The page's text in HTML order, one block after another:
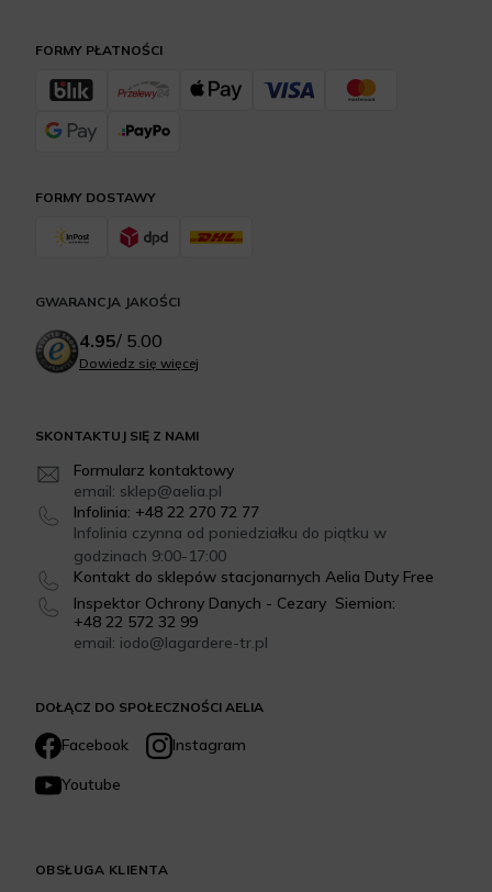
DOŁĄCZ DO SPOŁECZNOŚCI AELIA
Facebook
Instagram
Youtube
SKONTAKTUJ SIĘ Z NAMI
Formularz kontaktowy
email: sklep@aelia.pl
Infolinia: +48 22 270 72 77
Infolinia czynna od poniedziałku do piątku w
godzinach 9:00-17:00
Kontakt do sklepów stacjonarnych Aelia Duty Free
Inspektor Ochrony Danych - Cezary Siemion:
+48 22 572 32 99
email: iodo@lagardere-tr.pl
FORMY DOSTAWY
FORMY PŁATNOŚCI
OBSŁUGA KLIENTA
GWARANCJA JAKOŚCI
4.95/ 5.00
Dowiedz się więcej